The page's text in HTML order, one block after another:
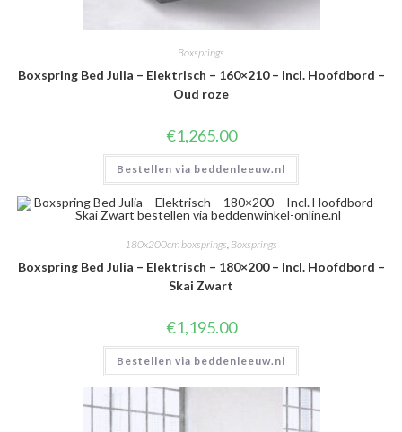
Boxsprings
Boxspring Bed Julia – Elektrisch – 160×210 – Incl. Hoofdbord –
Oud roze
€1,265.00
Bestellen via beddenleeuw.nl
180x200cm boxsprings Boxsprings
Boxspring Bed Julia – Elektrisch – 180×200 – Incl. Hoofdbord –
Skai Zwart
€1,195.00
Bestellen via beddenleeuw.nl